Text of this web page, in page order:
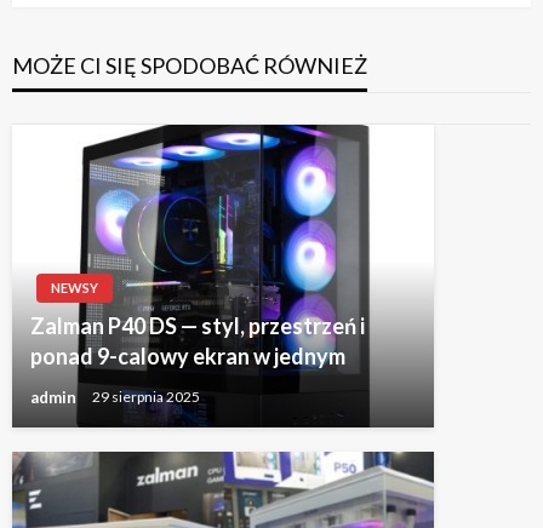
MOŻE CI SIĘ SPODOBAĆ RÓWNIEŻ
NEWSY
Zalman P40 DS — styl, przestrzeń i
ponad 9-calowy ekran w jednym
admin 29 sierpnia 2025